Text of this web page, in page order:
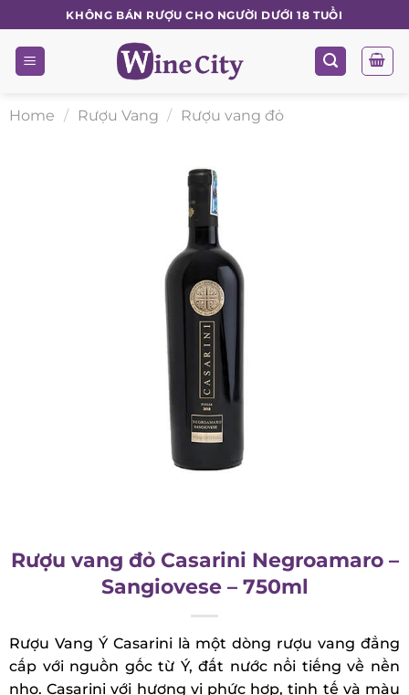
to
content
KHÔNG BÁN RƯỢU CHO NGƯỜI DƯỚI 18 TUỔI
Home / Rượu Vang / Rượu vang đỏ
Rượu vang đỏ Casarini Negroamaro
– Sangiovese – 750ml
Rượu Vang Ý Casarini là một dòng rượu vang đẳng
cấp với nguồn gốc từ Ý, đất nước nổi tiếng về nền
nho. Casarini với hương vị phức hợp, tinh tế và